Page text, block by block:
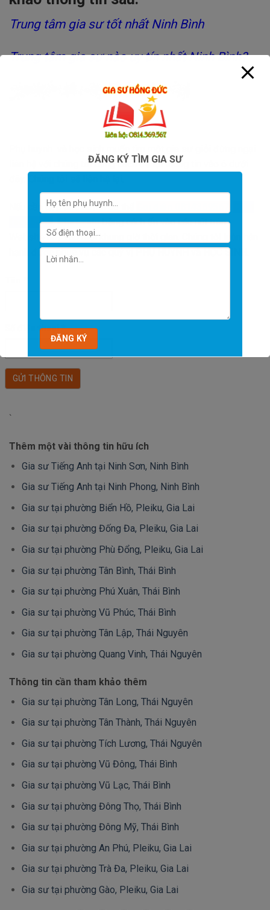
Trung tâm gia sư tốt nhất Ninh Bình
Trung tâm gia sư nào uy tín nhất Ninh Bình?
liên hệ với chúng tôi bằng cách để lại thông tin vào ô dưới
Nếu cần gấp phụ huynh có thể
facebook,Chat zalo bằng cách ấn vào các nút trên
Website này vào mọi khung giờ thời gian. Chúng tôi luôn hân
hạnh được phục vụ các quý vị PHỤ HUYNH và HỌC SINH.
Số điện thoại*
`
Thêm một vài thông tin hữu ích
Gia sư Tiếng Anh tại Ninh Sơn, Ninh Bình
Gia sư Tiếng Anh tại Ninh Phong, Ninh Bình
Gia sư tại phường Biển Hồ, Pleiku, Gia Lai
Gia sư tại phường Đống Đa, Pleiku, Gia Lai
Gia sư tại phường Phù Đổng, Pleiku, Gia Lai
Gia sư tại phường Tân Bình, Thái Bình
Gia sư tại phường Phú Xuân, Thái Bình
Gia sư tại phường Vũ Phúc, Thái Bình
Gia sư tại phường Tân Lập, Thái Nguyên
Gia sư tại phường Quang Vinh, Thái Nguyên
Thông tin cần tham khảo thêm
Gia sư tại phường Tân Long, Thái Nguyên
Gia sư tại phường Tân Thành, Thái Nguyên
Gia sư tại phường Tích Lương, Thái Nguyên
Gia sư tại phường Vũ Đông, Thái Bình
Gia sư tại phường Vũ Lạc, Thái Bình
Gia sư tại phường Đông Thọ, Thái Bình
Gia sư tại phường Đông Mỹ, Thái Bình
Gia sư tại phường An Phú, Pleiku, Gia Lai
Gia sư tại phường Trà Đa, Pleiku, Gia Lai
Gia sư tại phường Gào, Pleiku, Gia Lai
ĐĂNG KÝ TÌM GIA SƯ